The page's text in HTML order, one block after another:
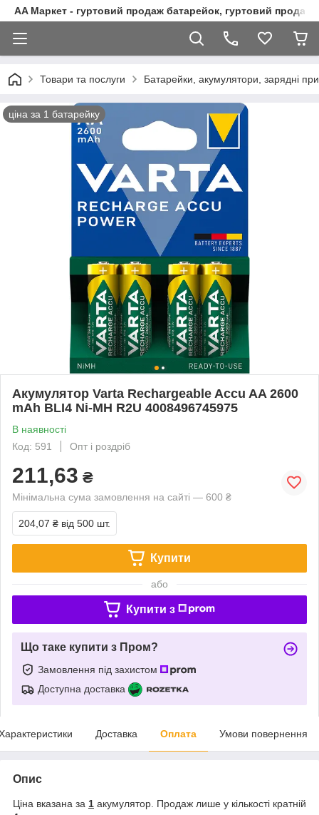
AA Маркет - гуртовий продаж батарейок, гуртовий продаж
Товари та послуги Батарейки, акумулятори, зарядні
ціна за 1 батарейку
Акумулятор Varta Rechargeable Accu AA 2600
mAh BLI4 Ni-MH R2U 4008496745975
В наявності
Код: 591
Опт і роздріб
211,63 ₴
Мінімальна сума замовлення на сайті — 600 ₴
204,07 ₴ від 500 шт.
Купити
або
Купити з
Що таке купити з Пром?
Замовлення під захистом
Доступна доставка
Доставка Оплата Умови повернення
Опис
Ціна вказана за 1 акумулятор. Продаж лише у кількості кратній